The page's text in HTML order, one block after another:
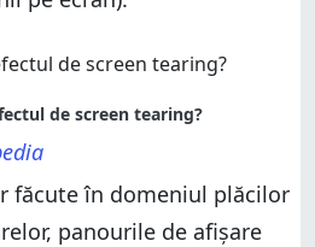
făcute în domeniul plăcilor
panourile de afișare